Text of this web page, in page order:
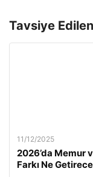
Tavsiye
11/12/2025
2026’da Memur
Farkı Ne